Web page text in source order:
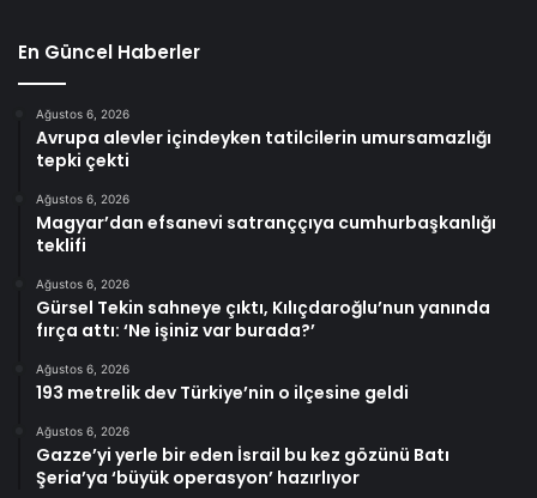
En Güncel Haberler
Ağustos 6, 2026
Avrupa alevler içindeyken tatilcilerin umursamazlığı
tepki çekti
Ağustos 6, 2026
Magyar’dan efsanevi satranççıya cumhurbaşkanlığı
teklifi
Ağustos 6, 2026
Gürsel Tekin sahneye çıktı, Kılıçdaroğlu’nun yanında
fırça attı: ‘Ne işiniz var burada?’
Ağustos 6, 2026
193 metrelik dev Türkiye’nin o ilçesine geldi
Ağustos 6, 2026
Gazze’yi yerle bir eden İsrail bu kez gözünü Batı
Şeria’ya ‘büyük operasyon’ hazırlıyor